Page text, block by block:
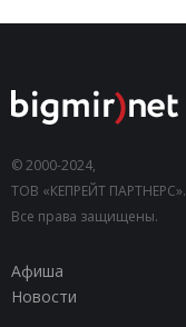
© 2000-2024,
ТОВ «КЕПРЕЙТ ПАРТНЕРС».
Все права защищены.
Афиша
Новости